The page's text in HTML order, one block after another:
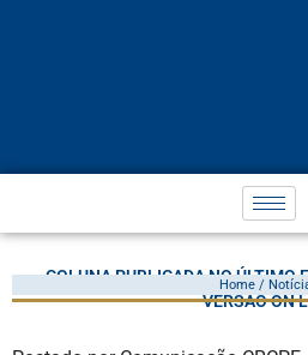
COLUNA PUBLICADA NO ÚLTIMO
VERSÃO ON
Home /